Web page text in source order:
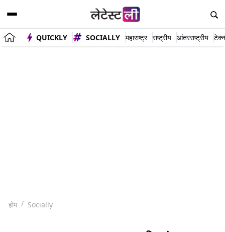
QUICKLY SOCIALLY महाराष्ट्र राष्ट्रीय आंतरराष्ट्रीय
होम Socially